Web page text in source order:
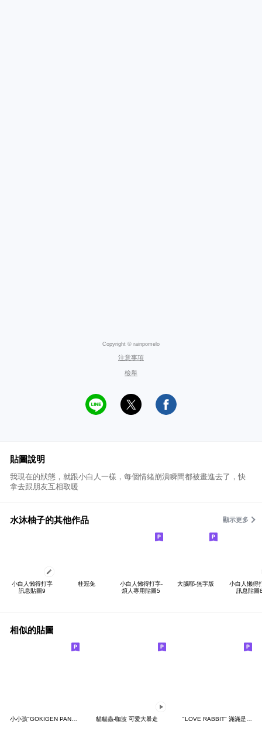
Copyright © rainpomelo
注意事項
檢舉
貼圖說明
我現在的狀態，就跟小白人一樣，每個情緒崩潰瞬間都被畫進去了，快
拿去跟朋友互相取暖
水沐柚子的其他作品 顯示更多
小白人懶得打字
訊息貼圖9
桂冠兔
小白人懶得打字-
煩人專用貼圖5
大腦耶-無字版
小白人懶得
訊息貼圖
相似的貼圖
小小孩"GOKIGEN PANDA" 台灣版 貓貓蟲-咖波 可愛大暴走 "LOVE RABBIT" 滿滿是愛 台灣版